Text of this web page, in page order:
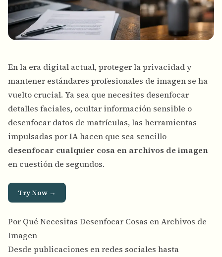
En la era digital actual, proteger la privacidad y
mantener estándares profesionales de imagen se ha
vuelto crucial. Ya sea que necesites desenfocar
detalles faciales, ocultar información sensible o
desenfocar datos de matrículas, las herramientas
impulsadas por IA hacen que sea sencillo
desenfocar cualquier cosa en archivos de imagen
en cuestión de segundos.
Try Now →
Por Qué Necesitas Desenfocar Cosas en Archivos de
Imagen
Desde publicaciones en redes sociales hasta